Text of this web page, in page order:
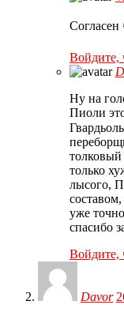
Согласен
Войдите,
Ну на
Пиоли
толковый
только
лысого,
уже
спасибо
Войдите,
Davor